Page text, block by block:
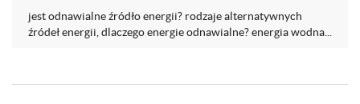
jest odnawialne źródło energii? rodzaje alternatywnych
źródeł energii, dlaczego energie odnawialne? energia wodna...